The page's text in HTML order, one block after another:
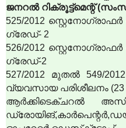
ജനറല്‍ റിക്രൂട്ട്‌മെന്റ്
525/2012
ഗ്രേഡ്- 2
526/2012
ഗ്രേഡ്-2
527/2012 മുതല്‍ 549/
വ്യവസായ പരിശീലനം
ആര്‍ക്കിടെക്ചറല്‍